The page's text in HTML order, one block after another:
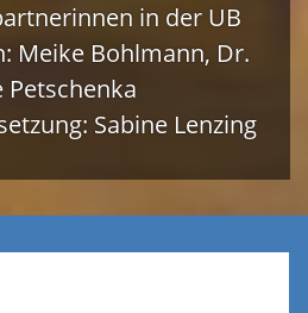
in der UB
Meike Bohlmann, Dr.
Petschenka
Sabine Lenzing